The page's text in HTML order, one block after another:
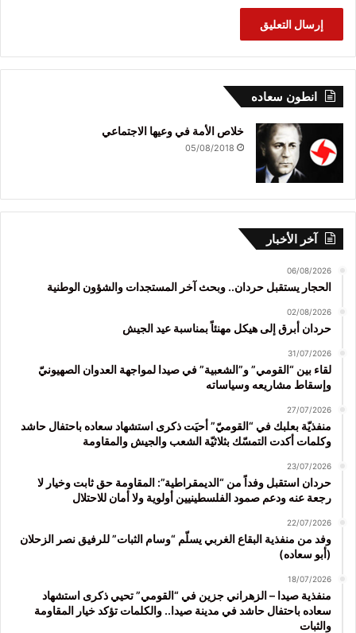
انطون سعاده
خلاص الأمة في وعيها الاجتماعي
05/08/2018
آخر الأخبار
06/08/2026
الحجار يستقبل حردان.. وبحث آخر المستجدات والشؤون الوطنية
02/08/2026
حردان أبرق إلى هيكل مهنئاً بمناسبة عيد الجيش
31/07/2026
لقاء بين “القومي” و”الشعبية” في صيدا لمواجهة العدوان الصهيونيّ
وإسقاط مشاريعه وسياساته
27/07/2026
منفذيّة بعلبك في “القوميّ” أحيَت ذكرى استشهاد سعاده باحتفال حاشد
وكلمات أكدت التمسّك بثلاثيّة الشعب والجيش والمقاومة
23/07/2026
حردان استقبل وفداً من “الديمقراطية”: المقاومة حق ثابت وخيار لا
رجعة عنه ودعم صمود الفلسطينيين أولوية ولا أمان للاحتلال
22/07/2026
وفد من منفذية البقاع الغربي يسلّم “وسام الثبات” للرفيق نصر الزحلان
(أبو سعاده)
18/07/2026
منفذية صيدا – الزهراني جزين في “القومي” تحيي ذكرى استشهاد
سعاده باحتفال حاشد في مدينة صيدا.. والكلمات تؤكد خيار المقاومة
والثبات